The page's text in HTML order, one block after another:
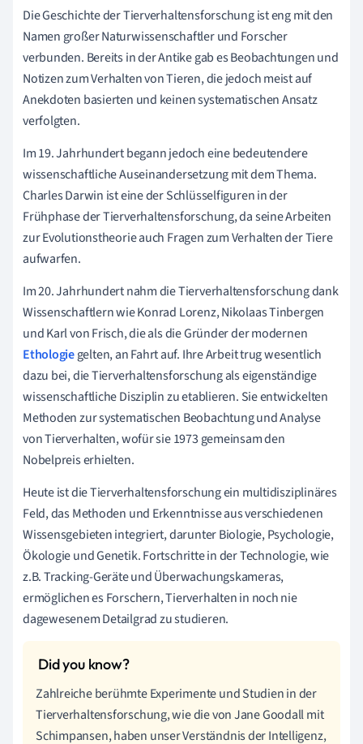
Die Geschichte der Tierverhaltensforschung ist eng mit den
Namen großer Naturwissenschaftler und Forscher
verbunden. Bereits in der Antike gab es Beobachtungen und
Notizen zum Verhalten von Tieren, die jedoch meist auf
Anekdoten basierten und keinen systematischen Ansatz
verfolgten.
Im 19. Jahrhundert begann jedoch eine bedeutendere
wissenschaftliche Auseinandersetzung mit dem Thema.
Charles Darwin ist eine der Schlüsselfiguren in der
Frühphase der Tierverhaltensforschung, da seine Arbeiten
zur Evolutionstheorie auch Fragen zum Verhalten der Tiere
aufwarfen.
Im 20. Jahrhundert nahm die Tierverhaltensforschung dank
Wissenschaftlern wie Konrad Lorenz, Nikolaas Tinbergen
und Karl von Frisch, die als die Gründer der modernen
Ethologiegelten, an Fahrt auf. Ihre Arbeit trug wesentlich
dazu bei, die Tierverhaltensforschung als eigenständige
wissenschaftliche Disziplin zu etablieren. Sie entwickelten
Methoden zur systematischen Beobachtung und Analyse
von Tierverhalten, wofür sie 1973 gemeinsam den
Nobelpreis erhielten.
Heute ist die Tierverhaltensforschung ein multidisziplinäres
Feld, das Methoden und Erkenntnisse aus verschiedenen
Wissensgebieten integriert, darunter Biologie, Psychologie,
Ökologie und Genetik. Fortschritte in der Technologie, wie
z.B. Tracking-Geräte und Überwachungskameras,
ermöglichen es Forschern, Tierverhalten in noch nie
dagewesenem Detailgrad zu studieren.
Zahlreiche berühmte Experimente und Studien in der
Tierverhaltensforschung, wie die von Jane Goodall mit
Schimpansen, haben unser Verständnis der Intelligenz,